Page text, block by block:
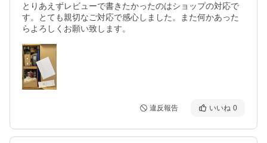
とりあえずレビューで書きたかったのはショップの対応で
す。とても親切なご対応で感心しました。また何かあった
らよろしくお願い致します。
違反報告 いいね 0